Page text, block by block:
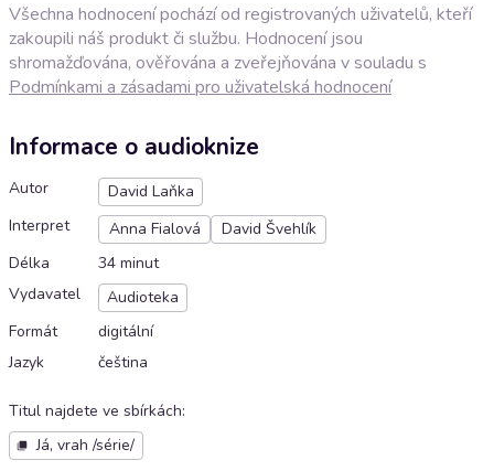
Všechna hodnocení pochází od registrovaných uživatelů, kteří
zakoupili náš produkt či službu. Hodnocení jsou
shromažďována, ověřována a zveřejňována v souladu s
Podmínkami a zásadami pro uživatelská hodnocení
Informace o audioknize
Autor
David Laňka
Interpret
Anna Fialová
David Švehlík
Délka
34 minut
Vydavatel
Audioteka
Formát
digitální
Jazyk
čeština
Titul najdete ve sbírkách:
Já, vrah /série/